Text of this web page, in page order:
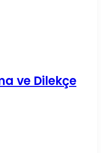
ve Dilekçe